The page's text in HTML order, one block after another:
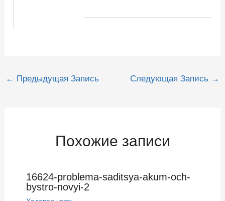
Навигация
← Предыдущая Запись Следующая Запись →
Похожие записи
16624-problema-saditsya-akum-och-
bystro-novyi-2